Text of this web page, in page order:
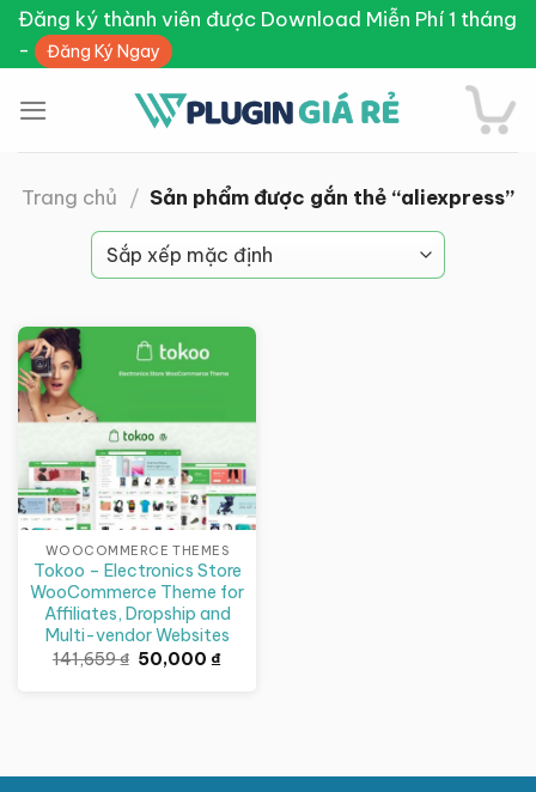
Skip
content
Đăng ký thành viên được Download Miễn Phí 1 tháng
-
Đăng Ký Ngay
Trang chủ / Sản phẩm được gắn thẻ “aliexpress”
Giảm giá!
WOOCOMMERCE THEMES
Tokoo – Electronics Store
WooCommerce Theme for
Affiliates, Dropship and
Multi-vendor Websites
141,659₫ Giá
gốc
50,000₫Giá